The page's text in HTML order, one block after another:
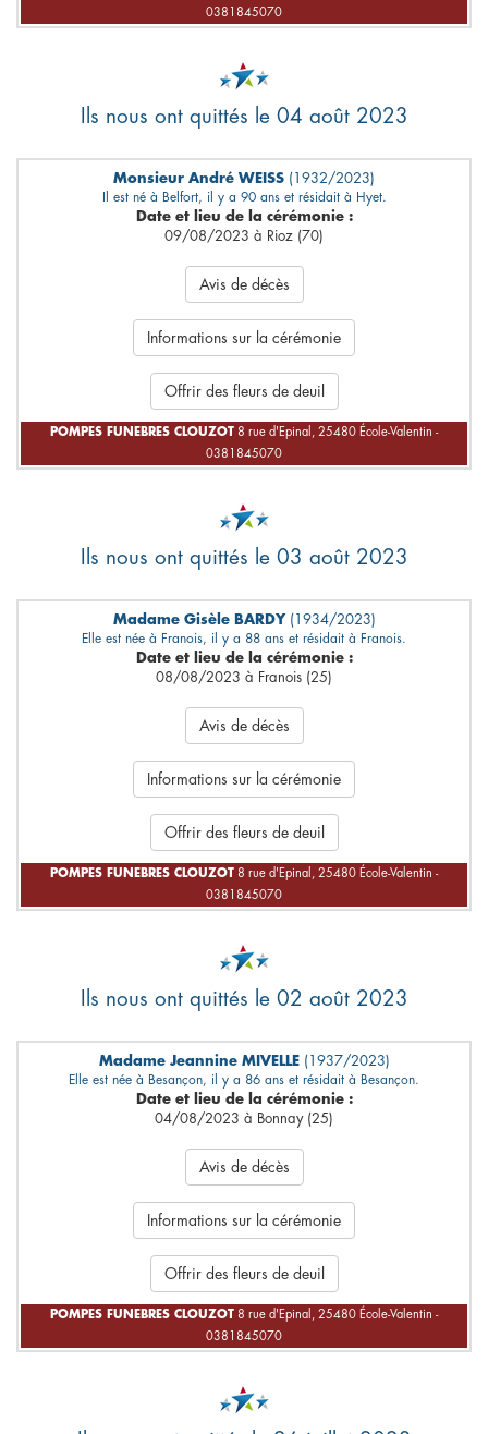
0381845070
Ils nous ont quittés le 04 août 2023
Monsieur André WEISS (1932/2023)
Il est né à Belfort, il y a 90 ans et résidait à Hyet.
Date et lieu de la cérémonie :
09/08/2023 à Rioz (70)
Avis de décès
Informations sur la cérémonie
Offrir des fleurs de deuil
POMPES FUNEBRES CLOUZOT 8 rue d'Epinal, 25480 École-Valentin -
0381845070
Ils nous ont quittés le 03 août 2023
Madame Gisèle BARDY (1934/2023)
Elle est née à Franois, il y a 88 ans et résidait à Franois.
Date et lieu de la cérémonie :
08/08/2023 à Franois (25)
Avis de décès
Informations sur la cérémonie
Offrir des fleurs de deuil
POMPES FUNEBRES CLOUZOT 8 rue d'Epinal, 25480 École-Valentin -
0381845070
Ils nous ont quittés le 02 août 2023
Madame Jeannine MIVELLE (1937/2023)
Elle est née à Besançon, il y a 86 ans et résidait à Besançon.
Date et lieu de la cérémonie :
04/08/2023 à Bonnay (25)
Avis de décès
Informations sur la cérémonie
Offrir des fleurs de deuil
POMPES FUNEBRES CLOUZOT 8 rue d'Epinal, 25480 École-Valentin -
0381845070